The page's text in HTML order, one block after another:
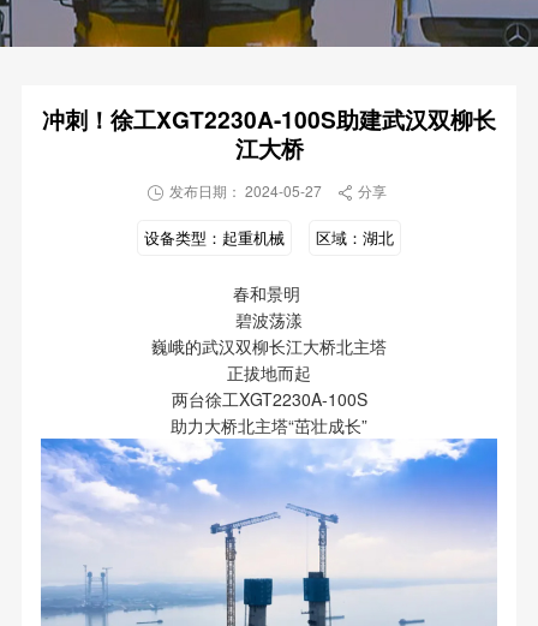
冲刺！徐工XGT2230A-100S助建武汉双柳长
江大桥
 发布日期： 2024-05-27  分享
设备类型： 起重机械 区域： 湖北
春和景明
碧波荡漾
巍峨的武汉双柳长江大桥北主塔
正拔地而起
两台徐工XGT2230A-100S
助力大桥北主塔“茁壮成长”